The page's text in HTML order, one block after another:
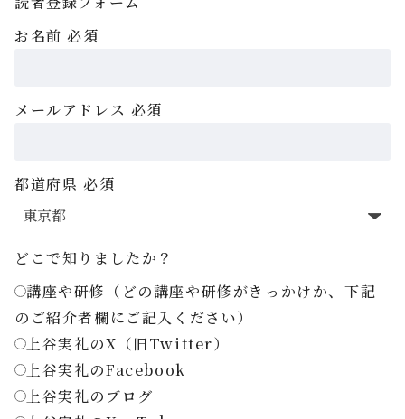
お名前必須
メールアドレス 必須
都道府県 必須
どこで知りましたか？
講座や研修（どの講座や研修がきっかけか、下記
のご紹介者欄にご記入ください）
上谷実礼のX（旧Twitter）
上谷実礼のFacebook
上谷実礼のブログ